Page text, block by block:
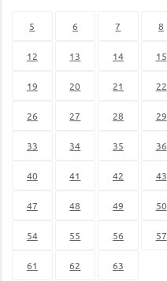
5 6 7 8
12 13 14 15
19 20 21 22
26 27 28 29
33 34 35 36
40 41 42 43
47 48 49 50
54 55 56 57
61 62 63